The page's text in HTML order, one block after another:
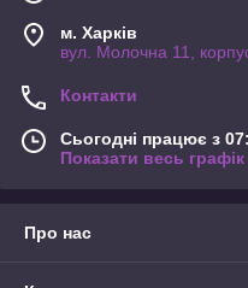
м. Харків
вул. Молочна 11,
Контакти
Сьогодні працює з
Показати весь
Про нас